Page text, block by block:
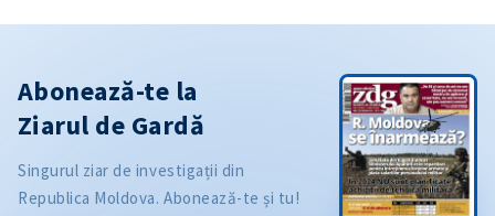
Abonează-te la
Ziarul de Gardă
Singurul ziar de investigații din
Republica Moldova. Abonează-te și tu!